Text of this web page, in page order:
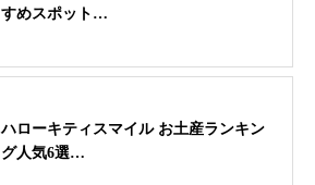
すめスポット…
ハローキティスマイル お土産ランキン
グ人気6選…